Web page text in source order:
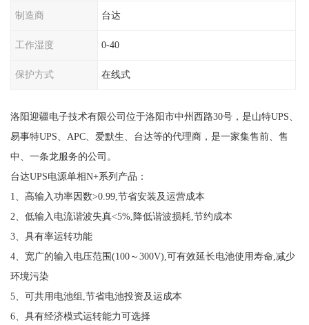
制造商 台达
工作湿度 0-40
保护方式 在线式
洛阳迎疆电子技术有限公司位于洛阳市中州西路30号，是山特UPS、
易事特UPS、APC、爱默生、台达等的代理商，是一家集售前、售
中、一条龙服务的公司。
台达UPS电源单相N+系列产品：
1、高输入功率因数>0.99,节省安装及运营成本
2、低输入电流谐波失真<5%,降低谐波损耗,节约成本
3、具有率运转功能
4、宽广的输入电压范围(100～300V),可有效延长电池使用寿命,减少
环境污染
5、可共用电池组,节省电池投资及运成本
6、具有经济模式运转能力可选择